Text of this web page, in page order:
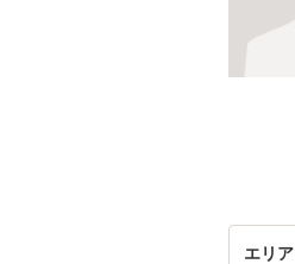
エリア